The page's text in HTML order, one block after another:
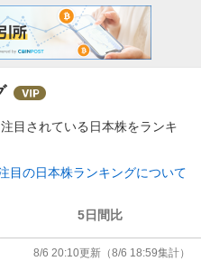
目されている日本株をランキ
目の日本株ランキングについて
5日間比
8/6 20:10更新 （8/6 18:59集計）